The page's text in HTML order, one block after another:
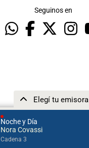
Noche y Día
Nora Covassi
Cadena 3
Elegí tu emisora
Seguinos en